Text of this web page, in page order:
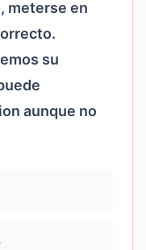
meterse en
su
aunque no